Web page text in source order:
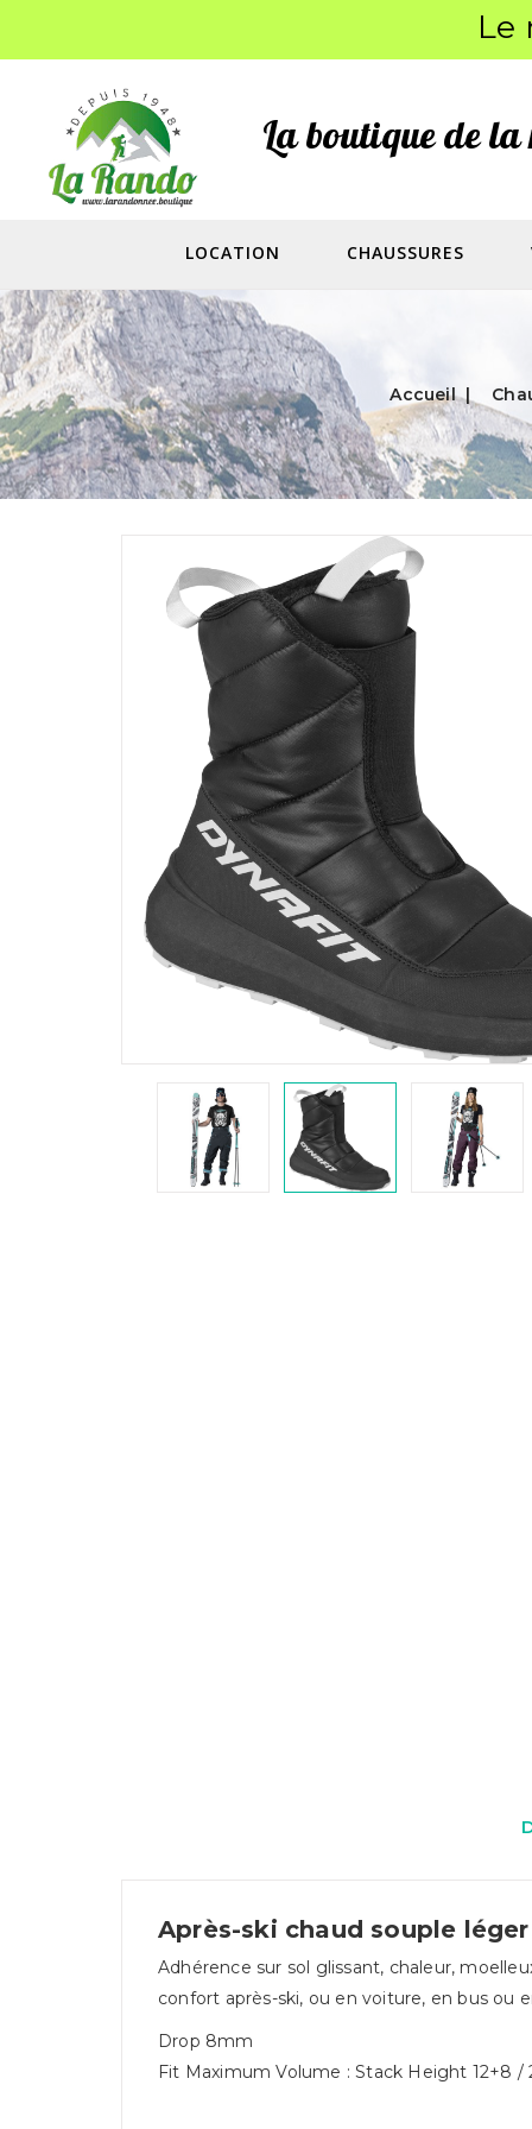
Le
La boutique de
LOCATION CHAUSSURES
Accueil
Après-ski chaud souple léger
Adhérence sur sol glissant, chaleur,
confort après-ski, ou en voiture, en bus ou
Drop 8mm
Fit Maximum Volume : Stack Height 12+8